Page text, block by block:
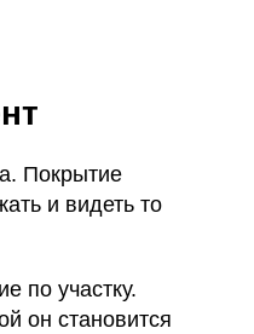
Покрытие
и видеть то
по участку.
он становится